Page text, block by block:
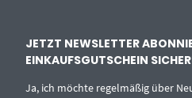
JETZT NEWSLETTER
EINKAUFSGUTSCHEIN
Ja, ich möchte regelmäßig über